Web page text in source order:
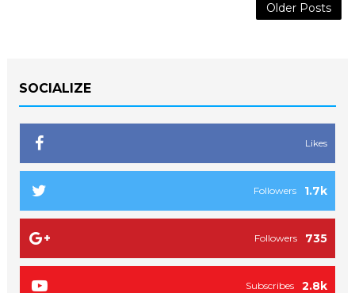
Older Posts
SOCIALIZE
Likes
1.7k
Followers
735
Followers
2.8k
Subscribes